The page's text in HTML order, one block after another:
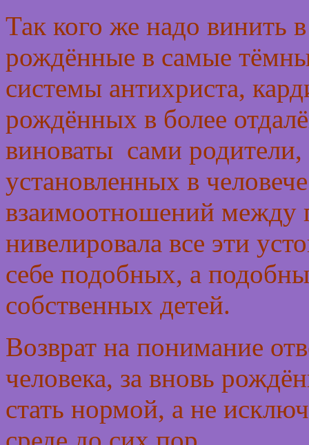
Так кого же надо винить
рождённые в самые
системы антихриста,
рождённых в более
виноваты сами
установленных в
взаимоотношений
нивелировала все эти
себе подобных, а
собственных детей.
Возврат на понимание
человека, за вновь
стать нормой, а не